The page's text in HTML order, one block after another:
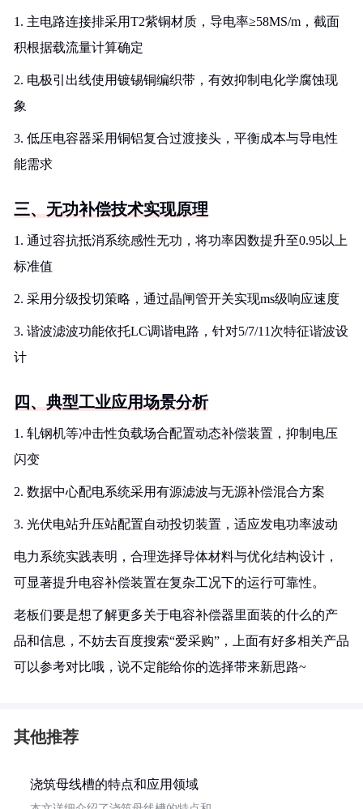
1. 主电路连接排采用T2紫铜材质，导电率≥58MS/m，截面
积根据载流量计算确定
2. 电极引出线使用镀锡铜编织带，有效抑制电化学腐蚀现
象
3. 低压电容器采用铜铝复合过渡接头，平衡成本与导电性
能需求
三、无功补偿技术实现原理
1. 通过容抗抵消系统感性无功，将功率因数提升至0.95以上
标准值
2. 采用分级投切策略，通过晶闸管开关实现ms级响应速度
3. 谐波滤波功能依托LC调谐电路，针对5/7/11次特征谐波设
计
四、典型工业应用场景分析
1. 轧钢机等冲击性负载场合配置动态补偿装置，抑制电压
闪变
2. 数据中心配电系统采用有源滤波与无源补偿混合方案
3. 光伏电站升压站配置自动投切装置，适应发电功率波动
电力系统实践表明，合理选择导体材料与优化结构设计，
可显著提升电容补偿装置在复杂工况下的运行可靠性。
老板们要是想了解更多关于电容补偿器里面装的什么的产
品和信息，不妨去百度搜索“爱采购”，上面有好多相关产品
可以参考对比哦，说不定能给你的选择带来新思路~
其他推荐
浇筑母线槽的特点和应用领域